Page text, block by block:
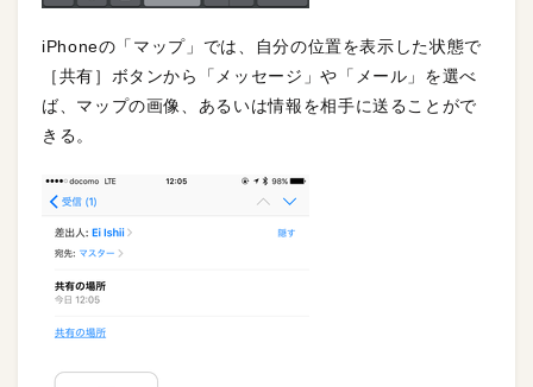
iPhoneの「マップ」では、自分の位置を表示した状態で
［共有］ボタンから「メッセージ」や「メール」を選べ
ば、マップの画像、あるいは情報を相手に送ることがで
きる。